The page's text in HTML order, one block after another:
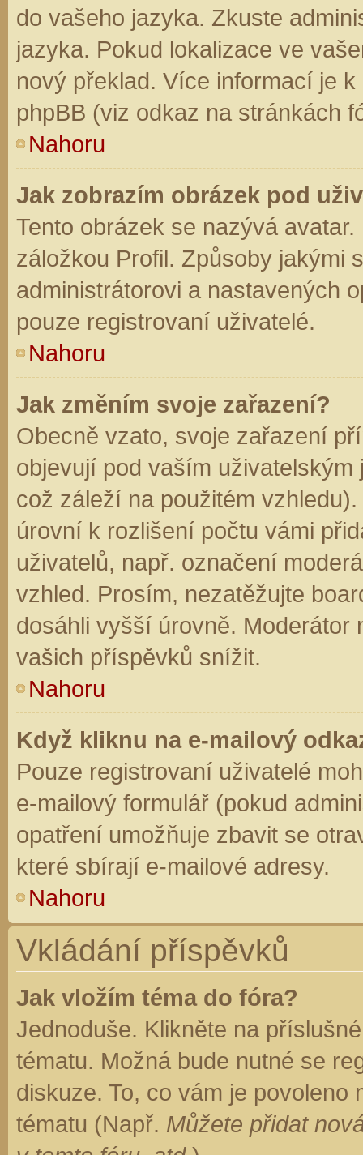
do vašeho jazyka. Zkuste
jazyka. Pokud lokalizace ve
nový překlad. Více informací je
phpBB (viz odkaz na stránkách
Nahoru
Jak zobrazím obrázek pod
Tento obrázek se nazývá
záložkou Profil. Způsoby jakými
administrátorovi a nastavených
pouze registrovaní uživatelé.
Nahoru
Jak změním svoje zařazení?
Obecně vzato, svoje zařazení
objevují pod vaším
což záleží na použitém
úrovní k rozlišení počtu vámi
uživatelů, např. označení
vzhled. Prosím, nezatěžujte
dosáhli vyšší úrovně. Moderátor
vašich příspěvků snížit.
Nahoru
Když kliknu na e-mailový
Pouze registrovaní uživatelé
e-mailový formulář (pokud
opatření umožňuje zbavit se
které sbírají e-mailové adresy.
Nahoru
Vkládání příspěvků
Jak vložím téma do fóra?
Jednoduše. Klikněte na
tématu. Možná bude nutné se
diskuze. To, co vám je
tématu (Např. Můžete přidat